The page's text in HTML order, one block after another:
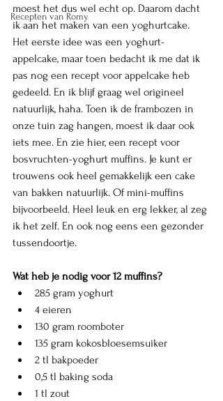
Recepten van Romy
moest het dus wel echt op. Daarom dacht
ik aan het maken van een yoghurtcake.
Het eerste idee was een yoghurt-
appelcake, maar toen bedacht ik me dat ik
pas nog een recept voor appelcake heb
gedeeld. En ik blijf graag wel origineel
natuurlijk, haha. Toen ik de frambozen in
onze tuin zag hangen, moest ik daar ook
iets mee. En zie hier, een recept voor
bosvruchten-yoghurt muffins. Je kunt er
trouwens ook heel gemakkelijk een cake
van bakken natuurlijk. Of mini-muffins
bijvoorbeeld. Heel leuk en erg lekker, al zeg
ik het zelf. En ook nog eens een gezonder
tussendoortje.
Wat heb je nodig voor 12 muffins?
285 gram yoghurt
4 eieren
130 gram roomboter
135 gram kokosbloesemsuiker
2 tl bakpoeder
0,5 tl baking soda
1 tl zout